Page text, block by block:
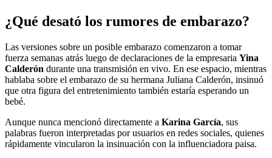
¿Qué desató los rumores de embarazo?
Las versiones sobre un posible embarazo comenzaron a tomar
fuerza semanas atrás luego de declaraciones de la empresaria Yina
Calderón durante una transmisión en vivo. En ese espacio, mientras
hablaba sobre el embarazo de su hermana Juliana Calderón, insinuó
que otra figura del entretenimiento también estaría esperando un
bebé.
Aunque nunca mencionó directamente a Karina García, sus
palabras fueron interpretadas por usuarios en redes sociales, quienes
rápidamente vincularon la insinuación con la influenciadora paisa.